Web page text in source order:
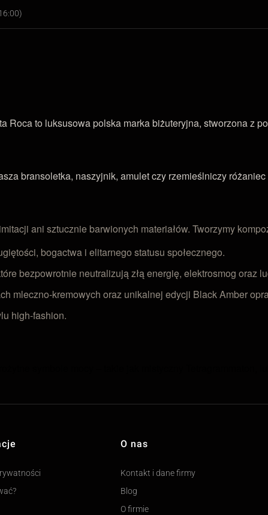
to luksusowa polska marka biżuteryjna,
bransoletka, naszyjnik, amulet czy rzemieślniczy
ani sztucznie barwionych materiałów. Tworzymy
bogactwa i elitarnego statusu społecznego.
bezpowrotnie neutralizują złą energię, elektrosmog oraz
mleczno-kremowych oraz unikalnej edycji Black Amber
high-fashion.
O nas
Kontakt i dane firmy
Blog
O firmie